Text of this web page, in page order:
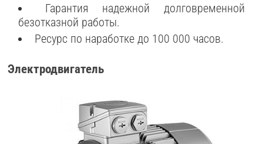
Гарантия надежной долговременной
безотказной работы.
Ресурс по наработке до 100 000 часов.
Электродвигатель